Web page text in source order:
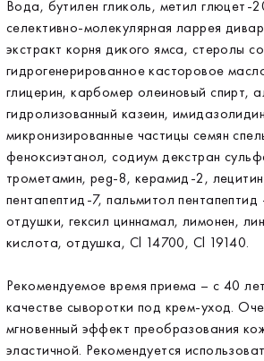
Вода, бутилен гликоль, метил глюцет-
селективно-молекулярная ларрея
экстракт корня дикого ямса, стеролы
гидрогенерированное касторовое
глицерин, карбомер олеиновый спирт,
гидролизованный казеин,
микронизированные частицы семян
феноксиэтанол, содиум декстран
трометамин, peg-8, керамид-2,
пентапептид-7, пальмитол
отдушки, гексил циннамал, лимонен,
кислота, отдушка, Сl 14700, Cl 19140.
Рекомендуемое время приема – с 40
качестве сыворотки под крем-уход.
мгновенный эффект преобразования
эластичной. Рекомендуется